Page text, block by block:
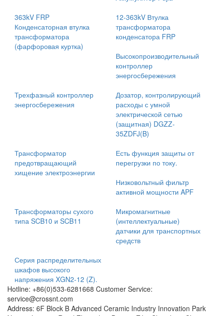
363kV FRP
Конденсаторная втулка
трансформатора
(фарфоровая куртка)
12-363kV Втулка
трансформатора
конденсатора FRP
Высокопроизводительный
контроллер
энергосбережения
Трехфазный контроллер
энергосбережения
Дозатор, контролирующий
расходы с умной
электрической сетью
(защитная) DGZZ-
35ZDFJ(B)
Трансформатор
предотвращающий
хищение электроэнергии
Есть функция защиты от
перегрузки по току.
Низковольтный фильтр
активной мощности APF
Трансформаторы сухого
типа SCB10 и SCB11
Микромагнитные
(интеллектуальные)
датчики для транспортных
средств
Серия распределительных
шкафов высокого
напряжения XGN2-12 (Z).
Hotline: +86(0)533-6281668 Customer Service:
service@crossnt.com
Address: 6F Block B Advanced Ceramic Industry Innovation Park